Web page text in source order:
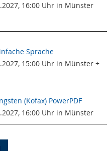
16:00 Uhr in Münster
Sprache
15:00 Uhr in Münster +
(Kofax) PowerPDF
16:00 Uhr in Münster